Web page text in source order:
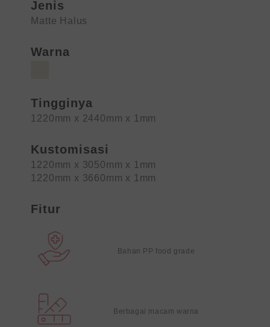
Jenis
Matte Halus
Warna
Tingginya
1220mm x 2440mm x 1mm
Kustomisasi
1220mm x 3050mm x 1mm
1220mm x 3660mm x 1mm
Fitur
Bahan PP food grade
Berbagai macam warna